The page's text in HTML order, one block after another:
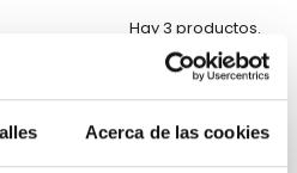
Acerca de las cookies
Hay 3 productos.
